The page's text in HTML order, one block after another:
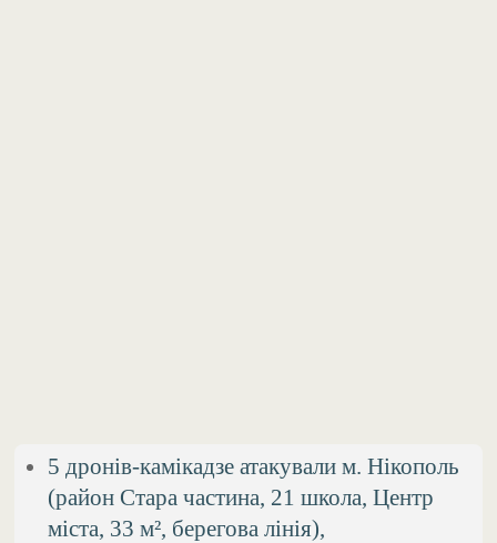
5 дронів-камікадзе атакували м. Нікополь
(район Стара частина, 21 школа, Центр
міста, 33 м², берегова лінія),